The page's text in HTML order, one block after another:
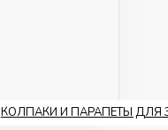
КОЛПАКИ И ПАРАПЕТЫ ДЛЯ